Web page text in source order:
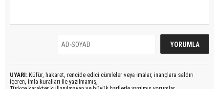
UYARI: Küfür, hakaret, rencide edici cümleler veya imalar, inançlara saldırı
içeren, imla kuralları ile yazılmamış,